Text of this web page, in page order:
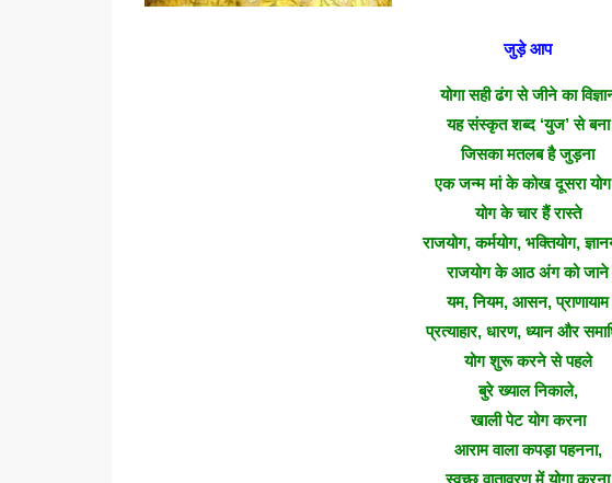
जुड़े आप
योगा सही ढंग से जीने का
यह संस्कृत शब्द ‘युज’ से बना
जिसका मतलब है जुड़ना
एक जन्म मां के कोख दूसरा
योग के चार हैं रास्ते
राजयोग, कर्मयोग, भक्तियोग,
राजयोग के आठ अंग को जाने
यम, नियम, आसन, प्राणायाम
प्रत्याहार, धारण, ध्यान और
योग शुरू करने से पहले
बुरे ख्याल निकाले,
खाली पेट योग करना
आराम वाला कपड़ा पहनना,